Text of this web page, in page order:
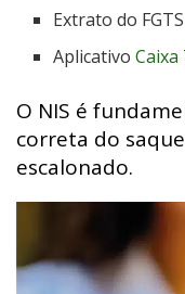
Extrato do FGTS
AplicativoCaixa
O NIS é
correta do
escalonado.